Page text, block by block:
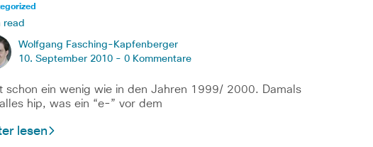
read
Wolfgang Fasching-Kapfenberger
10. September 2010 - 0 Kommentare
schon ein wenig wie in den Jahren 1999/ 2000. Damals
hip, was ein “e-” vor dem
lesen